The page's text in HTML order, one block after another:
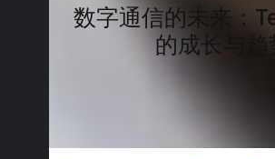
数字通信的未来：
的成长与趋